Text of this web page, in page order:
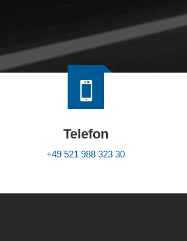

Telefon
+49 521 988 323 30